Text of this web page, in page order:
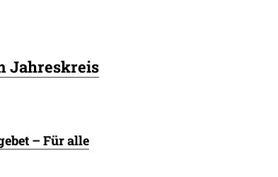
Jahreskreis
– Für alle